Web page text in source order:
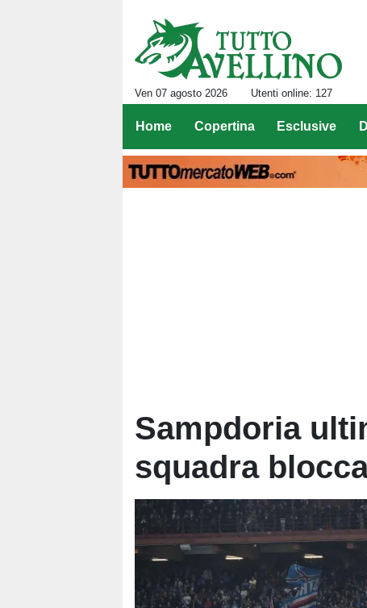
Ven 07 agosto 2026 Utenti online: 127
Home Copertina Esclusive
Sampdoria
squadra